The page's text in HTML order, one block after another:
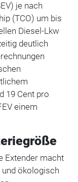
je nach
(TCO) um bis
Diesel-Lkw
deutlich
19 Cent pro
einem
Extender macht
ökologisch